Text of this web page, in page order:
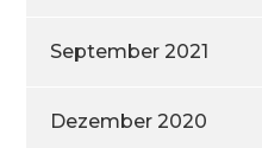
September 2021
Dezember 2020